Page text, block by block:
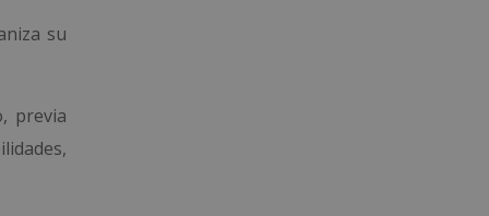
su
previa